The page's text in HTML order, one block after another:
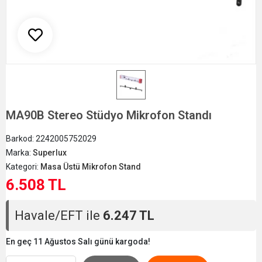
MA90B Stereo Stüdyo Mikrofon Standı
Barkod: 2242005752029
Marka: Superlux
Kategori: Masa Üstü Mikrofon Stand
6.508 TL
Havale/EFT ile 6.247 TL
En geç 11 Ağustos Salı günü kargoda!